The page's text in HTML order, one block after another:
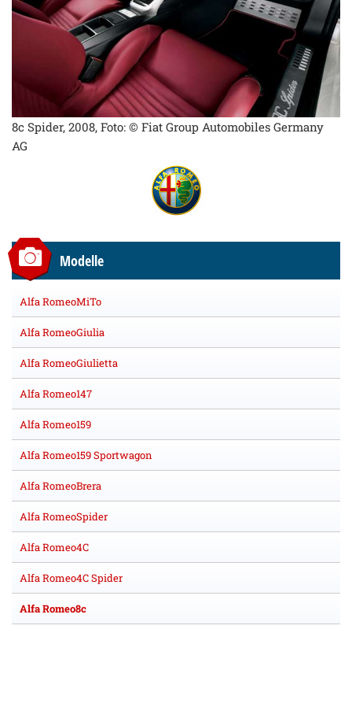
8c Spider, 2008, Foto: © Fiat Group Automobiles Germany
AG
Modelle
Alfa RomeoMiTo
Alfa RomeoGiulia
Alfa RomeoGiulietta
Alfa Romeo147
Alfa Romeo159
Alfa Romeo159 Sportwagon
Alfa RomeoBrera
Alfa RomeoSpider
Alfa Romeo4C
Alfa Romeo4C Spider
Alfa Romeo8c